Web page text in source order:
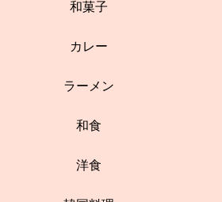
和菓子
カレー
ラーメン
和食
洋食